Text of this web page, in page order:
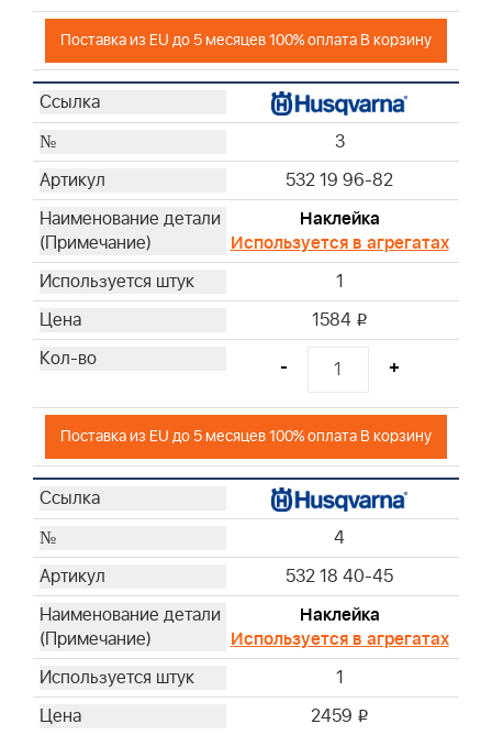
Поставка из EU до 5 месяцев 100% оплата В корзину
3
532 19 96-82
Наклейка
Используется в агрегатах
1
1584 i
- +
Поставка из EU до 5 месяцев 100% оплата В корзину
4
532 18 40-45
Наклейка
Используется в агрегатах
1
2459 i